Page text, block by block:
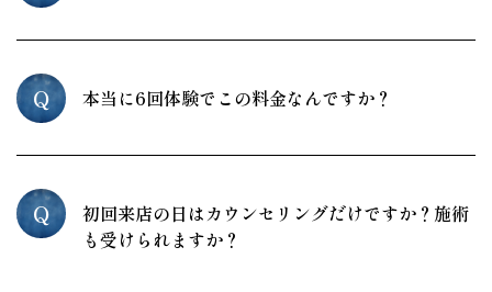
Q 本当に6回体験でこの料金なんですか？
Q
初回来店の日はカウンセリングだけですか？施術
も受けられますか？